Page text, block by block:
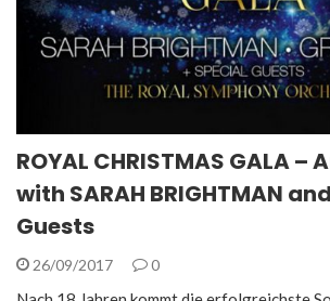
ROYAL CHRISTMAS GALA –
with SARAH BRIGHTMAN
Guests
26/09/2017 0